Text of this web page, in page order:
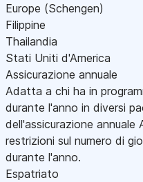
Europe (Schengen)
Filippine
Thailandia
Stati Uniti d'America
Assicurazione annuale
Adatta a chi ha in
durante l'anno in diversi
dell'assicurazione annuale
restrizioni sul numero di
durante l'anno.
Espatriato